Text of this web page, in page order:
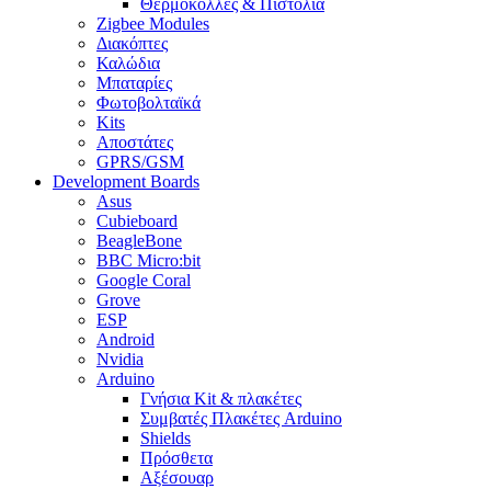
Θερμοκόλλες & Πιστόλια
Zigbee Modules
Διακόπτες
Καλώδια
Μπαταρίες
Φωτοβολταϊκά
Kits
Αποστάτες
GPRS/GSM
Development Boards
Asus
Cubieboard
BeagleBone
BBC Micro:bit
Google Coral
Grove
ESP
Android
Nvidia
Arduino
Γνήσια Kit & πλακέτες
Συμβατές Πλακέτες Arduino
Shields
Πρόσθετα
Αξέσουαρ